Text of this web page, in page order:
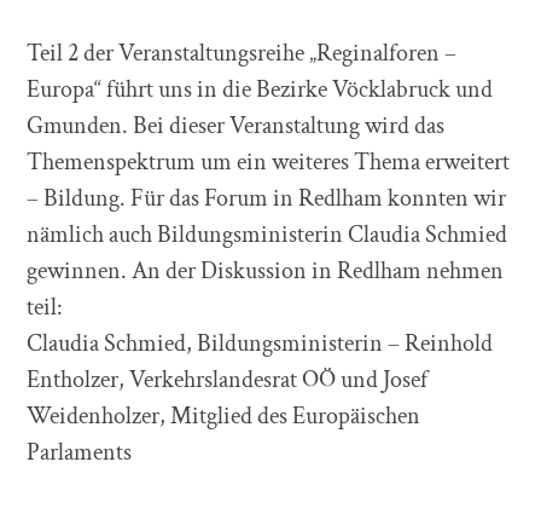
Teil 2 der Veranstaltungsreihe „Reginalforen –
Europa“ führt uns in die Bezirke Vöcklabruck und
Gmunden. Bei dieser Veranstaltung wird das
Themenspektrum um ein weiteres Thema erweitert
– Bildung. Für das Forum in Redlham konnten wir
nämlich auch Bildungsministerin Claudia Schmied
gewinnen. An der Diskussion in Redlham nehmen
teil:
Claudia Schmied, Bildungsministerin – Reinhold
Entholzer, Verkehrslandesrat OÖ und Josef
Weidenholzer, Mitglied des Europäischen
Parlaments